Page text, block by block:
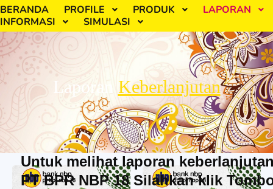
BERANDA PROFILE PRODUK
LAPORAN
INFORMASI
SIMULASI
Laporan Keberlanjutan
Untuk melihat laporan
PT BPR NBP 18 Silahkan klik